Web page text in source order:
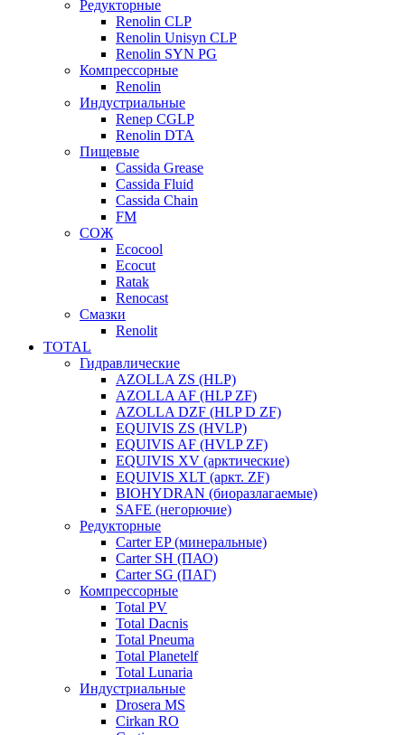
Редукторные
Renolin CLP
Renolin Unisyn CLP
Renolin SYN PG
Компрессорные
Renolin
Индустриальные
Renep CGLP
Renolin DTA
Пищевые
Cassida Grease
Cassida Fluid
Cassida Chain
FM
СОЖ
Ecocool
Ecocut
Ratak
Renocast
Смазки
Renolit
TOTAL
Гидравлические
AZOLLA ZS (HLP)
AZOLLA AF (HLP ZF)
AZOLLA DZF (HLP D ZF)
EQUIVIS ZS (HVLP)
EQUIVIS AF (HVLP ZF)
EQUIVIS XV (арктические)
EQUIVIS XLT (аркт. ZF)
BIOHYDRAN (биоразлагаемые)
SAFE (негорючие)
Редукторные
Carter EP (минеральные)
Carter SH (ПАО)
Carter SG (ПАГ)
Компрессорные
Total PV
Total Dacnis
Total Pneuma
Total Planetelf
Total Lunaria
Индустриальные
Drosera MS
Cirkan RO